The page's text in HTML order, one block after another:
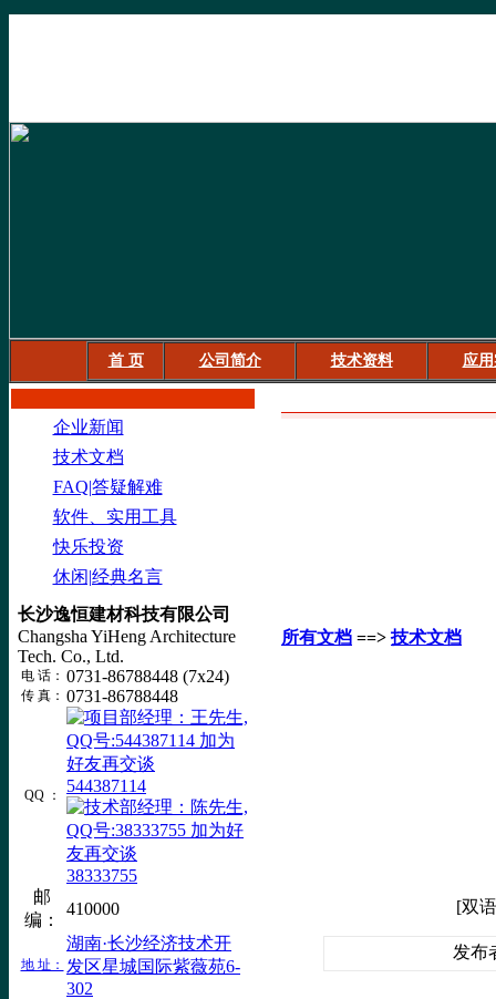
首 页 公司简介 技术资料 应
企业新闻
技术文档
FAQ|答疑解难
软件、实用工具
快乐投资
休闲|经典名言
长沙逸恒建材科技有限公司
Changsha YiHeng Architecture
Tech. Co., Ltd.
电 话： 0731-86788448 (7x24)
传 真： 0731-86788448
QQ ： 544387114
38333755
邮
编：
410000
地 址：
湖南·长沙经济技术开
发区星城国际紫薇苑6-
302
所有文档 ==> 技术文档
[双
发布